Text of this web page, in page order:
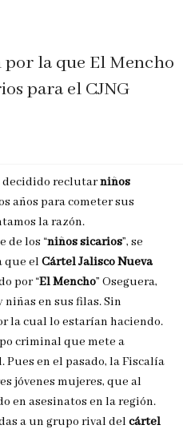
por la que El Mencho
para el CJNG
decidido reclutarniños
años para cometer sus
la razón.
de los “niños sicarios”, se
que elCártel Jalisco Nueva
por “El Mencho” Oseguera,
en sus filas. Sin
la cual lo estarían haciendo.
criminal que mete a
Pues en el pasado, la Fiscalía
jóvenes mujeres, que al
en asesinatos en la región.
a un grupo rival delcártel